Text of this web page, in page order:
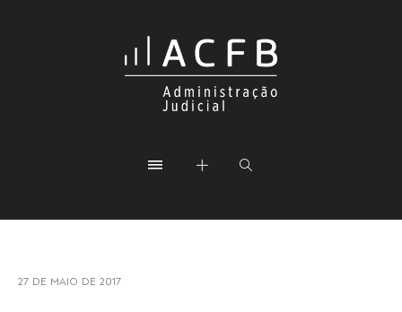
27 DE MAIO DE 2017